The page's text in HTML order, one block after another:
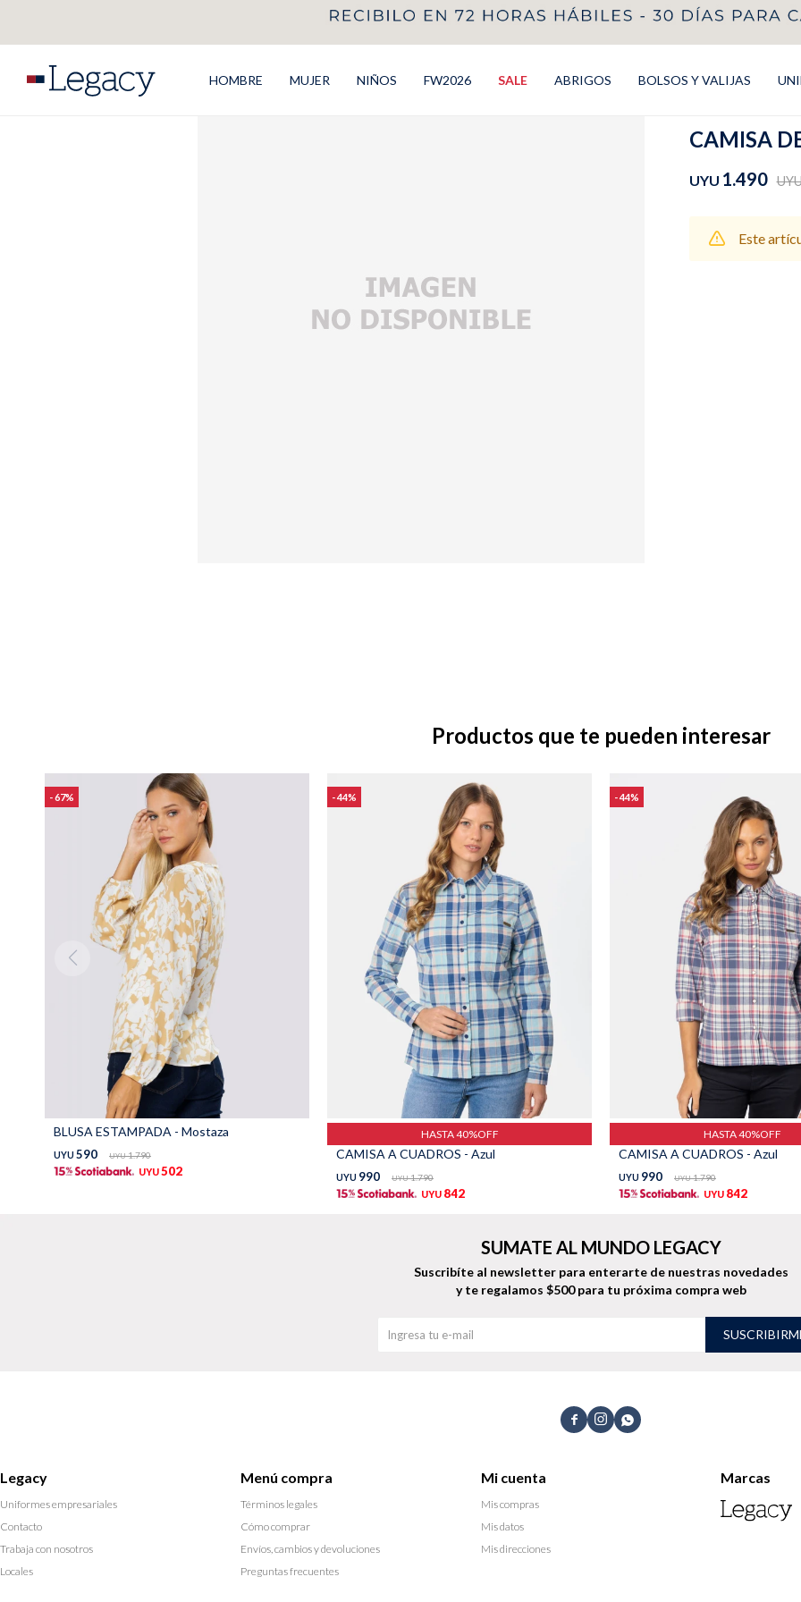
HOMBRE MUJER NIÑOS FW2026 SALE ABRIGOS BOLSOS Y VALIJAS
CAMISA
UYU 1.490
Este
Productos que te pueden interesar
67
BLUSA ESTAMPADA - Mostaza
UYU 590 UYU 1.790
UYU502
44
HASTA 40%OFF
CAMISA A CUADROS - Azul
UYU 990 UYU 1.790
UYU 842
44
HASTA 40%OFF
CAMISA A CUADROS - Azul
UYU 990 UYU 1.790
UYU 842
  
Legacy
Uniformes empresariales
Contacto
Trabaja con nosotros
Locales
Menú compra
Términos legales
Cómo comprar
Envíos, cambios y devoluciones
Preguntas frecuentes
Mi cuenta
Mis compras
Mis datos
Mis direcciones
Marcas
SUMATE AL MUNDO LEGACY
Suscribíte al newsletter para enterarte de nuestras novedades
y te regalamos $500 para tu próxima compra web